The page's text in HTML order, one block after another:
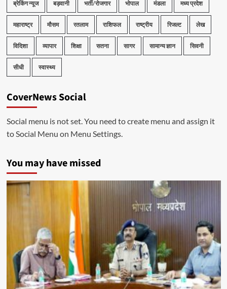
ब्रेकिंग न्यूज बड़वानी भर्ती/रोजगार भोपाल मंडला मध्य प्रदेश
महाराष्ट्र मौसम रतलाम राशिफल राष्ट्रीय रिजल्ट लेख
विदिशा व्यापार शिक्षा सतना सागर सामान्य ज्ञान सिवनी
सीधी स्वास्थ्य
CoverNews Social
Social menu is not set. You need to create menu and assign it
to Social Menu on Menu Settings.
You may have missed